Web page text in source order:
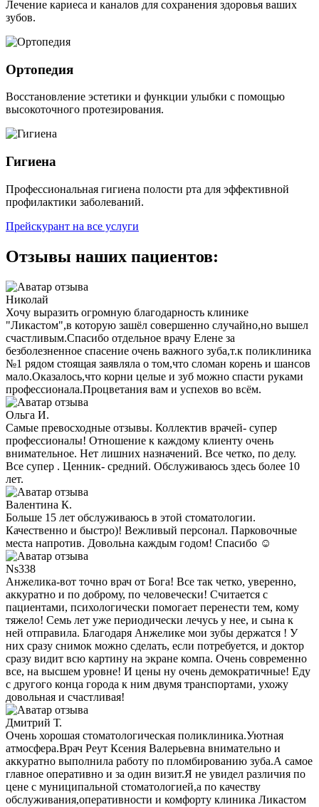
Лечение кариеса и каналов для сохранения здоровья ваших
зубов.
Ортопедия
Восстановление эстетики и функции улыбки с помощью
высокоточного протезирования.
Гигиена
Профессиональная гигиена полости рта для эффективной
профилактики заболеваний.
Прейскурант на все услуги
Отзывы наших пациентов:
Николай
Хочу выразить огромную благодарность клинике
"Ликастом",в которую зашёл совершенно случайно,но вышел
счастливым.Спасибо отдельное врачу Елене за
безболезненное спасение очень важного зуба,т.к поликлиника
№1 рядом стоящая заявляла о том,что сломан корень и шансов
мало.Оказалось,что корни целые и зуб можно спасти руками
профессионала.Процветания вам и успехов во всём.
Ольга И.
Самые превосходные отзывы. Коллектив врачей- супер
профессионалы! Отношение к каждому клиенту очень
внимательное. Нет лишних назначений. Все четко, по делу.
Все супер . Ценник- средний. Обслуживаюсь здесь более 10
лет.
Валентина К.
Больше 15 лет обслуживаюсь в этой стоматологии.
Качественно и быстро)! Вежливый персонал. Парковочные
места напротив. Довольна каждым годом! Спасибо ☺️
Ns338
Анжелика-вот точно врач от Бога! Все так четко, уверенно,
аккуратно и по доброму, по человечески! Считается с
пациентами, психологически помогает перенести тем, кому
тяжело! Семь лет уже периодически лечусь у нее, и сына к
ней отправила. Благодаря Анжелике мои зубы держатся ! У
них сразу снимок можно сделать, если потребуется, и доктор
сразу видит всю картину на экране компа. Очень современно
все, на высшем уровне! И цены ну очень демократичные! Еду
с другого конца города к ним двумя транспортами, ухожу
довольная и счастливая!
Дмитрий Т.
Очень хорошая стоматологическая поликлиника.Уютная
атмосфера.Врач Реут Ксения Валерьевна внимательно и
аккуратно выполнила работу по пломбированию зуба.А самое
главное оперативно и за один визит.Я не увидел различия по
цене с муниципальной стоматологией,а по качеству
обслуживания,оперативности и комфорту клиника Ликастом